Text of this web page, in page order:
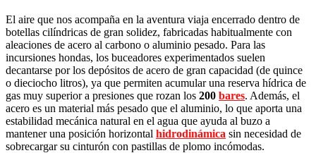
El aire que nos acompaña en la aventura viaja encerrado dentro de
botellas cilíndricas de gran solidez, fabricadas habitualmente con
aleaciones de acero al carbono o aluminio pesado. Para las
incursiones hondas, los buceadores experimentados suelen
decantarse por los depósitos de acero de gran capacidad (de quince
o dieciocho litros), ya que permiten acumular una reserva hídrica de
gas muy superior a presiones que rozan los 200 bares. Además, el
acero es un material más pesado que el aluminio, lo que aporta una
estabilidad mecánica natural en el agua que ayuda al buzo a
mantener una posición horizontal hidrodinámica sin necesidad de
sobrecargar su cinturón con pastillas de plomo incómodas.